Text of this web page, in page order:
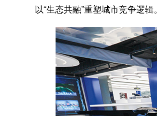
以“生态共融”重塑城市竞争逻辑。